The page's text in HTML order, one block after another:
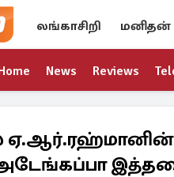
லங்காசிறி மனிதன்
News Reviews
ஏ.ஆர்.ரஹ்மானின்
அடேங்கப்பா